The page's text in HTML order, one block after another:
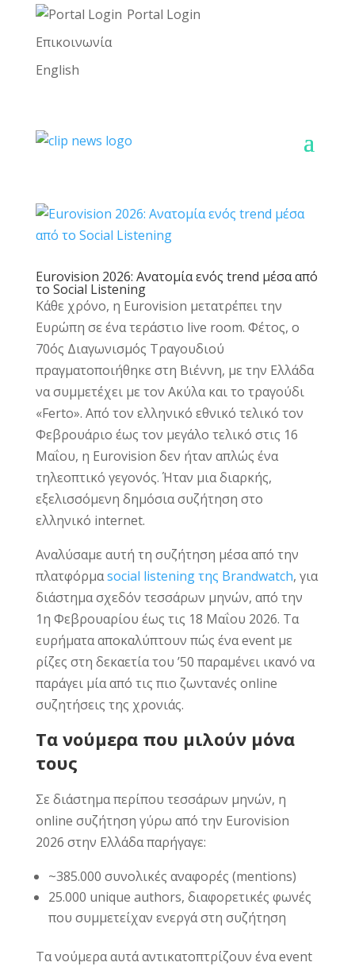
Portal Login
Επικοινωνία
English
Eurovision 2026: Ανατομία ενός trend μέσα από
το Social Listening
Κάθε χρόνο, η Eurovision μετατρέπει την
Ευρώπη σε ένα τεράστιο live room. Φέτος, ο
70ός Διαγωνισμός Τραγουδιού
πραγματοποιήθηκε στη Βιέννη, με την Ελλάδα
να συμμετέχει με τον Ακύλα και το τραγούδι
«Ferto». Από τον ελληνικό εθνικό τελικό τον
Φεβρουάριο έως τον μεγάλο τελικό στις 16
Μαΐου, η Eurovision δεν ήταν απλώς ένα
τηλεοπτικό γεγονός. Ήταν μια διαρκής,
εξελισσόμενη δημόσια συζήτηση στο
ελληνικό internet.
Αναλύσαμε αυτή τη συζήτηση μέσα από την
πλατφόρμαsocial listening της Brandwatch, για
διάστημα σχεδόν τεσσάρων μηνών, από την
1η Φεβρουαρίου έως τις 18 Μαΐου 2026. Τα
ευρήματα αποκαλύπτουν πώς ένα event με
ρίζες στη δεκαετία του ’50 παραμένει ικανό να
παράγει μία από τις πιο ζωντανές online
συζητήσεις της χρονιάς.
Τα νούμερα που μιλούν μόνα
τους
Σε διάστημα περίπου τεσσάρων μηνών, η
online συζήτηση γύρω από την Eurovision
2026 στην Ελλάδα παρήγαγε:
~385.000 συνολικές αναφορές (mentions)
25.000 unique authors, διαφορετικές φωνές
που συμμετείχαν ενεργά στη συζήτηση
Τα νούμερα αυτά αντικατοπτρίζουν ένα event